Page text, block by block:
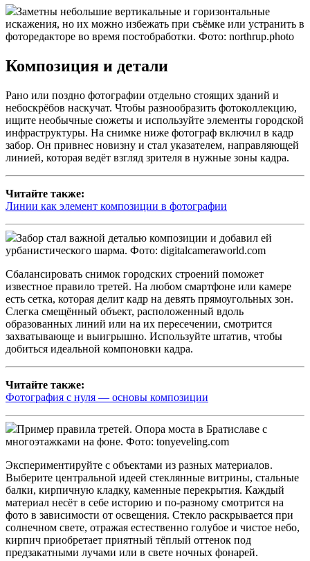
Заметны небольшие вертикальные и горизонтальные
искажения, но их можно избежать при съёмке или устранить в
фоторедакторе во время постобработки. Фото: northrup.photo
Композиция и детали
Рано или поздно фотографии отдельно стоящих зданий и
небоскрёбов наскучат. Чтобы разнообразить фотоколлекцию,
ищите необычные сюжеты и используйте элементы городской
инфраструктуры. На снимке ниже фотограф включил в кадр
забор. Он привнес новизну и стал указателем, направляющей
линией, которая ведёт взгляд зрителя в нужные зоны кадра.
Читайте также:
Линии как элемент композиции в фотографии
Забор стал важной деталью композиции и добавил ей
урбанистического шарма. Фото: digitalcameraworld.com
Сбалансировать снимок городских строений поможет
известное правило третей. На любом смартфоне или камере
есть сетка, которая делит кадр на девять прямоугольных зон.
Слегка смещённый объект, расположенный вдоль
образованных линий или на их пересечении, смотрится
захватывающе и выигрышно. Используйте штатив, чтобы
добиться идеальной компоновки кадра.
Читайте также:
Фотография с нуля — основы композиции
Пример правила третей. Опора моста в Братиславе с
многоэтажками на фоне. Фото: tonyeveling.com
Экспериментируйте с объектами из разных материалов.
Выберите центральной идеей стеклянные витрины, стальные
балки, кирпичную кладку, каменные перекрытия. Каждый
материал несёт в себе историю и по-разному смотрится на
фото в зависимости от освещения. Стекло раскрывается при
солнечном свете, отражая естественно голубое и чистое небо,
кирпич приобретает приятный тёплый оттенок под
предзакатными лучами или в свете ночных фонарей.